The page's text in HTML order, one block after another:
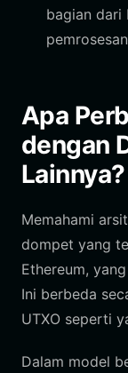
bagian dari
Apa
dengan
Lainnya?
Memahami
dompet yang
Ethereum,
Ini berbeda
UTXO seperti
Dalam model